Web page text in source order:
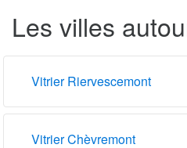
Les villes
Vitrier Riervescemont
Vitrier Chèvremont